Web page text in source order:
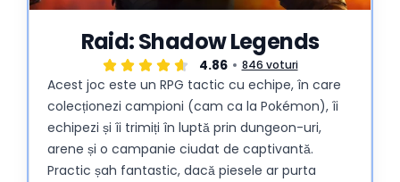
Raid: Shadow Legends
4.86 846 voturi
Acest joc este un RPG tactic cu echipe, în care
colecționezi campioni (cam ca la Pokémon), îi
echipezi și îi trimiți în luptă prin dungeon-uri,
arene și o campanie ciudat de captivantă.
Practic șah fantastic, dacă piesele ar purta